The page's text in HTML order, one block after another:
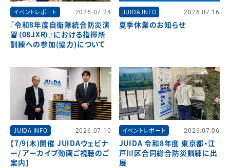
イベントレポート 2026.07.24
『令和8年度自衛隊統合防災演
習（08JXR）』における指揮所
訓練への参加(協力)について
JUIDA INFO 2026.07.16
夏季休業のお知らせ
JUIDA INFO 2026.07.10
【7/9(木)開催 JUIDAウェビナ
ー/ アーカイブ動画ご視聴のご
案内】
イベントレポート 2026.07.06
JUIDA 令和8年度 東京都・江
戸川区合同総合防災訓練に出
展